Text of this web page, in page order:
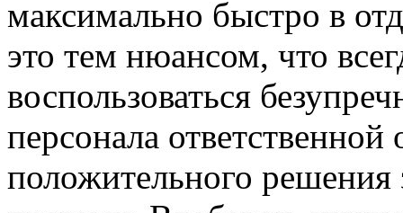
максимально быстро в
это тем нюансом, что
воспользоваться
персонала ответственной
положительного решения